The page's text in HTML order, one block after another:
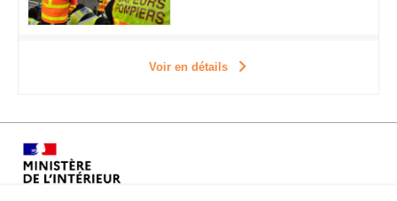
Voir en détails